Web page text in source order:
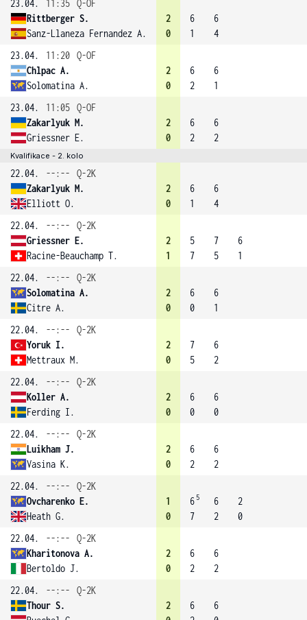
23.04. 11:35 Q-OF
Rittberger S.
Sanz-Llaneza Fernandez A.
2
0
6
1
6
4
23.04.
11:20 Q-OF
Chlpac A.
Solomatina A.
2
0
6
2
6
1
23.04.
11:05 Q-OF
Zakarlyuk M.
Griessner E.
2
0
6
2
6
2
Kvalifikace - 2. kolo
22.04. --:--
Q-2K
Zakarlyuk M.
Elliott O.
2
0
6
1
6
4
22.04.
--:--
Q-2K
Griessner E.
Racine-Beauchamp T.
2
1
5
7
7
5
6
1
22.04.
--:--
Q-2K
Solomatina A.
Citre A.
2
0
6
0
6
1
22.04.
--:--
Q-2K
Yoruk I.
Mettraux M.
2
0
7
5
6
2
22.04.
--:--
Q-2K
Koller A.
Ferding I.
2
0
6
0
6
0
22.04.
--:--
Q-2K
Luikham J.
Vasina K.
2
0
6
2
6
2
22.04.
--:--
Q-2K
Ovcharenko E.
Heath G.
1
0
6 5
7
6
2
2
0
22.04.
--:--
Q-2K
Kharitonova A.
Bertoldo J.
2
0
6
2
6
2
22.04.
--:--
Q-2K
Thour S.
2
6
6